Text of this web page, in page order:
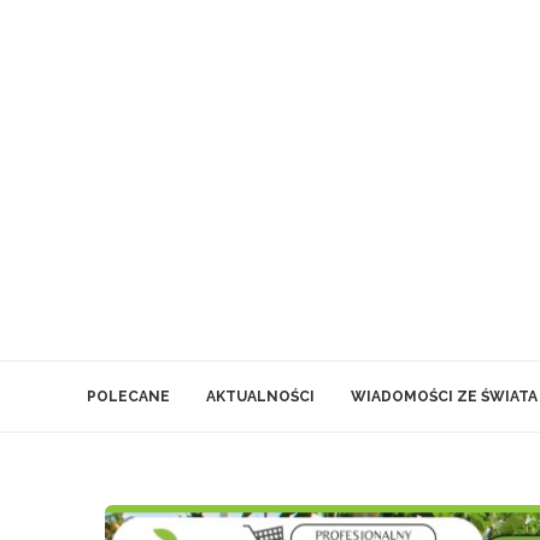
POLECANE AKTUALNOŚCI WIADOMOŚCI ZE ŚWIATA